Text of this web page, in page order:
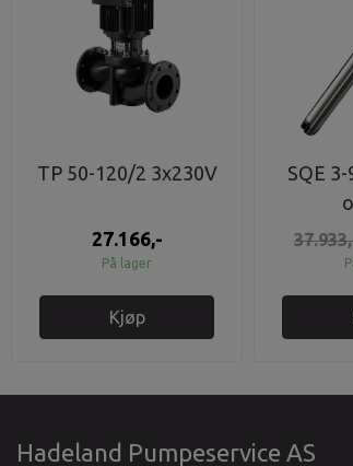
TP 50-120/2 3x230V
27.166,-
På lager
Kjøp
SQE
Hadeland Pumpeservice AS